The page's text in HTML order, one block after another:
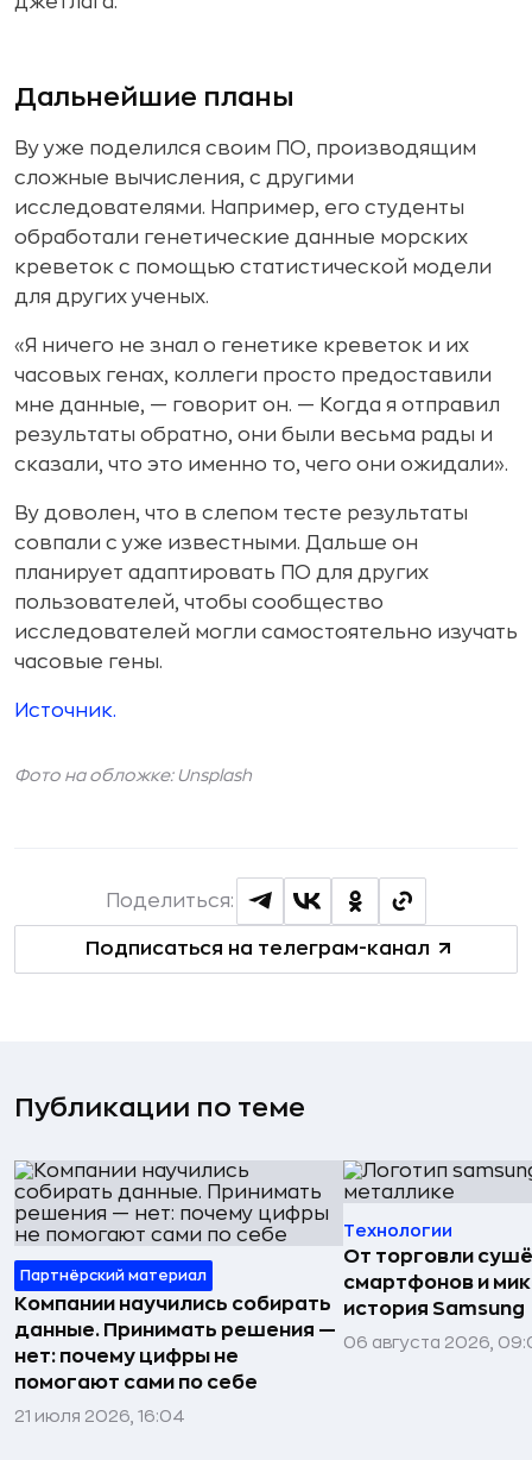
Дальнейшие планы
Ву уже поделился своим ПО, производящим
сложные вычисления, с другими
исследователями. Например, его студенты
обработали генетические данные морских
креветок с помощью статистической модели
для других ученых.
«Я ничего не знал о генетике креветок и их
часовых генах, коллеги просто предоставили
мне данные, — говорит он. — Когда я отправил
результаты обратно, они были весьма рады и
сказали, что это именно то, чего они ожидали».
Ву доволен, что в слепом тесте результаты
совпали с уже известными. Дальше он
планирует адаптировать ПО для других
пользователей, чтобы сообщество
исследователей могли самостоятельно изучать
часовые гены.
Источник.
Фото на обложке: Unsplash
Подписаться на телеграм-канал
Поделиться:
Публикации по теме
Партнёрский материал
Компании научились собирать
данные. Принимать решения —
нет: почему цифры не
помогают сами по себе
21 июля 2026, 16:04
Технологии
От торговли
смартфонов и
история Samsung
06 августа 2026,